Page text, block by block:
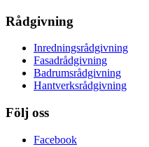
Rådgivning
Inredningsrådgivning
Fasadrådgivning
Badrumsrådgivning
Hantverksrådgivning
Följ oss
Facebook